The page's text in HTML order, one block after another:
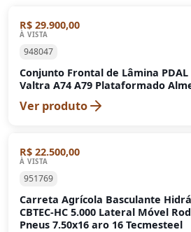
R$ 29.900,00
À VISTA
948047
Conjunto Frontal de Lâmina
Valtra A74 A79 Plataformado
Ver produto
R$ 22.500,00
À VISTA
951769
Carreta Agrícola Basculante
CBTEC-HC 5.000 Lateral Móvel
Pneus 7.50x16 aro 16 Tecmesteel